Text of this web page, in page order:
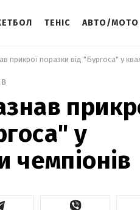
ТЕНІС АВТО/МОТО
у
чемпіонів